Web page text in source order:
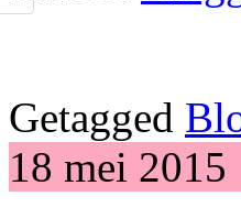
Getagged
18 mei 2015